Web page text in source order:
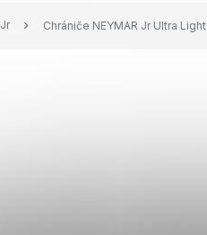
Chrániče NEYMAR Jr Ultra Light